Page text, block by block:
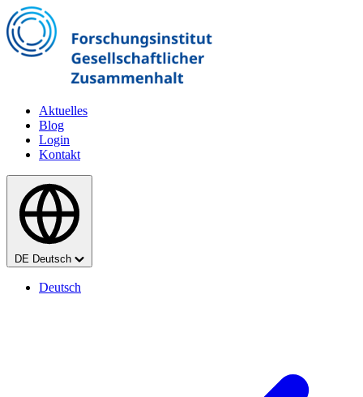
Zum Hauptinhalt springen
Aktuelles
Blog
Login
Kontakt
Sprache
DE Deutsch
Deutsch